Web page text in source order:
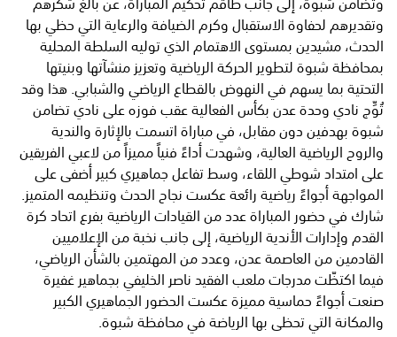
وتقديرهم لحفاوة الاستقبال وكرم الضيافة والرعاية التي حظي بها
الحدث، مشيدين بمستوى الاهتمام الذي توليه السلطة المحلية
بمحافظة شبوة لتطوير الحركة الرياضية وتعزيز منشآتها وبنيتها
التحتية بما يسهم في النهوض بالقطاع الرياضي والشبابي. هذا وقد
تُوِّج نادي وحدة عدن بكأس الفعالية عقب فوزه على نادي تضامن
شبوة بهدفين دون مقابل، في مباراة اتسمت بالإثارة والندية
والروح الرياضية العالية، وشهدت أداءً فنياً مميزاً من لاعبي الفريقين
على امتداد شوطي اللقاء، وسط تفاعل جماهيري كبير أضفى على
المواجهة أجواءً رياضية رائعة عكست نجاح الحدث وتنظيمه المتميز.
شارك في حضور المباراة عدد من القيادات الرياضية بفرع اتحاد كرة
القدم وإدارات الأندية الرياضية، إلى جانب نخبة من الإعلاميين
القادمين من العاصمة عدن، وعدد من المهتمين بالشأن الرياضي،
فيما اكتظّت مدرجات ملعب الفقيد ناصر الخليفي بجماهير غفيرة
صنعت أجواءً حماسية مميزة عكست الحضور الجماهيري الكبير
والمكانة التي تحظى بها الرياضة في محافظة شبوة.